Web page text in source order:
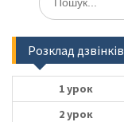
Розклад дзвінків
1 урок
2 урок